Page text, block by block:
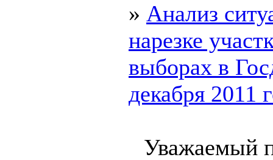
» Анализ
нарезке
выборах в
декабря 2011
Уважаемый